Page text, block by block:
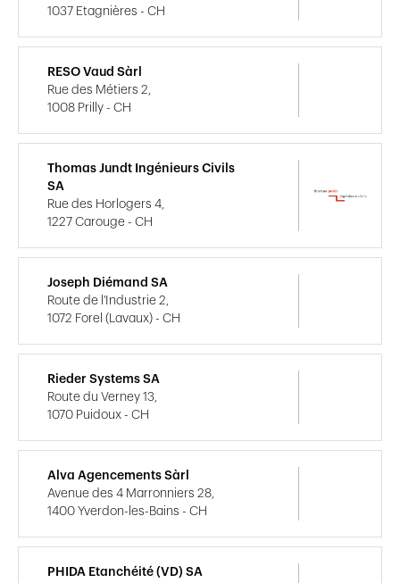
1037 Etagnières - CH
RESO Vaud Sàrl
Rue des Métiers 2,
1008 Prilly - CH
Thomas Jundt Ingénieurs Civils
SA
Rue des Horlogers 4,
1227 Carouge - CH
Joseph Diémand SA
Route de l'Industrie 2,
1072 Forel (Lavaux) - CH
Rieder Systems SA
Route du Verney 13,
1070 Puidoux - CH
Alva Agencements Sàrl
Avenue des 4 Marronniers 28,
1400 Yverdon-les-Bains - CH
PHIDA Etanchéité (VD) SA